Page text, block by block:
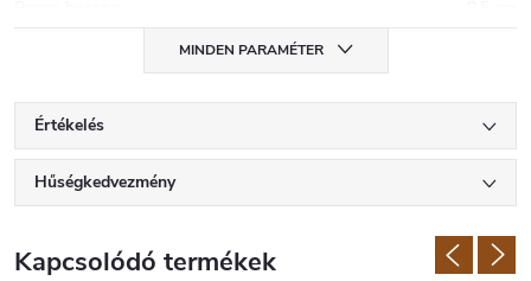
MINDEN PARAMÉTER
Értékelés
Hűségkedvezmény
Kapcsolódó termékek